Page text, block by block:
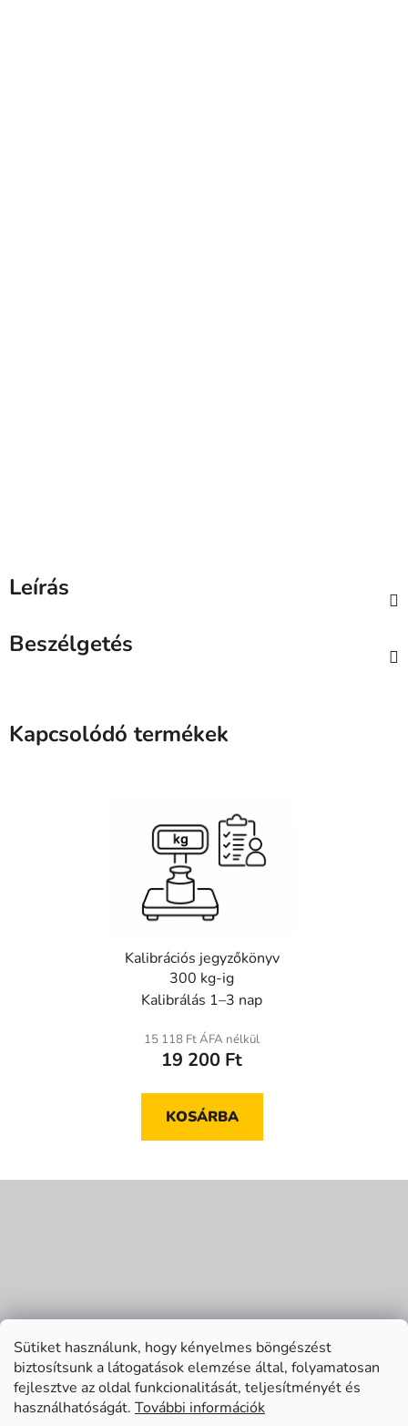
Sütiket használunk, hogy kényelmes böngészést
biztosítsunk a látogatások elemzése által, folyamatosan
fejlesztve az oldal funkcionalitását, teljesítményét és
használhatóságát. További információk
Leírás
Beszélgetés
Kapcsolódó termékek
Kalibrációs jegyzőkönyv
300 kg-ig
Kalibrálás 1–3 nap
15 118 Ft ÁFA nélkül
19 200 Ft
KOSÁRBA
c